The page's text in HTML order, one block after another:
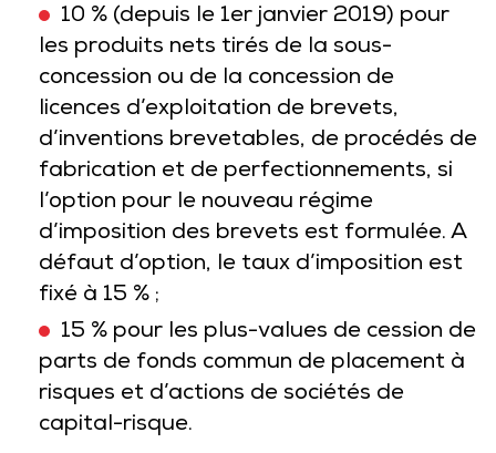
10 % (depuis le 1er janvier 2019) pour
les produits nets tirés de la sous-
concession ou de la concession de
licences d’exploitation de brevets,
d’inventions brevetables, de procédés de
fabrication et de perfectionnements, si
l’option pour le nouveau régime
d’imposition des brevets est formulée. A
défaut d’option, le taux d’imposition est
fixé à 15 % ;
15 % pour les plus-values de cession de
parts de fonds commun de placement à
risques et d’actions de sociétés de
capital-risque.